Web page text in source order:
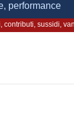
performance
contributi, sussidi,